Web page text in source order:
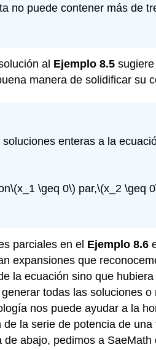
no puede contener más de
al Ejemplo 8.5
manera de solidificar su
enteras a la
\(x_1 \geq 0\) par,\(x_2 \geq
parciales en el Ejemplo 8.6
expansiones que
la ecuación sino que
todas las soluciones
nos puede ayudar a la
la serie de potencia de
de abajo, pedimos a